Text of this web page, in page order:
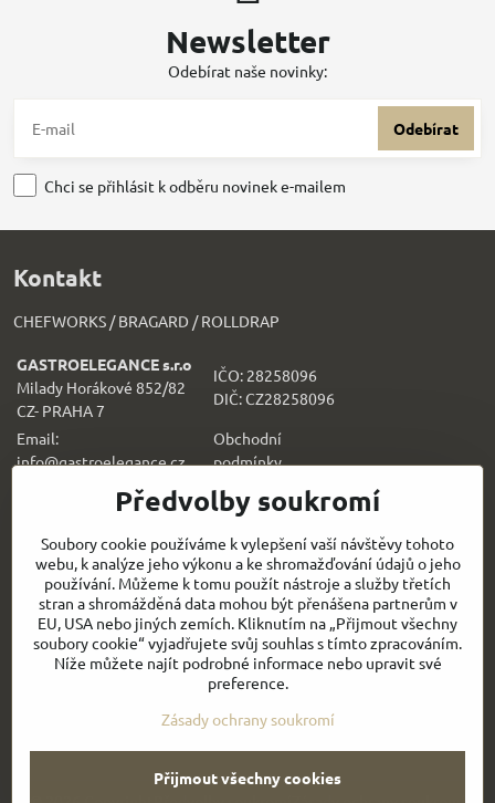
Newsletter
Odebírat naše novinky:
Odebírat
Chci se přihlásit k odběru novinek e-mailem
Kontakt
CHEFWORKS / BRAGARD / ROLLDRAP
GASTROELEGANCE s.r.o
Milady Horákové 852/82
CZ- PRAHA 7
IČO: 28258096
DIČ: CZ28258096
Email:
info@gastroelegance.cz
Obchodní
podmínky
Všechno k nákupu
Sledujte naše novinky i na sítích:
Facebook Instagram
Předvolby soukromí
Soubory cookie používáme k vylepšení vaší návštěvy tohoto
webu, k analýze jeho výkonu a ke shromažďování údajů o jeho
používání. Můžeme k tomu použít nástroje a služby třetích
stran a shromážděná data mohou být přenášena partnerům v
EU, USA nebo jiných zemích. Kliknutím na „Přijmout všechny
soubory cookie“ vyjadřujete svůj souhlas s tímto zpracováním.
Níže můžete najít podrobné informace nebo upravit své
preference.
Zásady ochrany soukromí
Přijmout všechny cookies